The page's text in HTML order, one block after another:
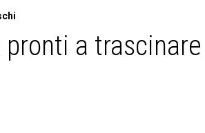
a trascinare